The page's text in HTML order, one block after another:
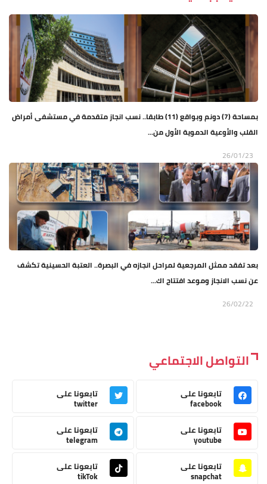
بمساحة (7) دونم وبواقع (11) طابقا.. نسب انجاز متقدمة في مستشفى أمراض
القلب والأوعية الدموية الأول من...
26/01/23
بعد تفقد ممثل المرجعية لمراحل انجازه في البصرة.. العتبة الحسينية تكشف
عن نسب الانجاز وموعد افتتاح اك...
26/02/22
التواصل الاجتماعي
تابعونا على
facebook
تابعونا على
twitter
تابعونا على
youtube
تابعونا على
telegram
تابعونا على
snapchat
تابعونا على
tikTok